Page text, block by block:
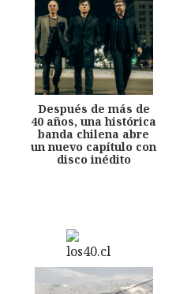
Después de más de
40 años, una histórica
banda chilena abre
un nuevo capítulo con
disco inédito